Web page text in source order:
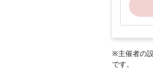
※主催者の
です。